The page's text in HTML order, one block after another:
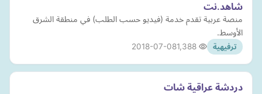
شاهد.نت
منصة عربية تقدم خدمة (فيديو حسب الطلب) في منطقة الشرق
الأوسط.
ترفيهية 2018-07-08
دردشة عراقية شات